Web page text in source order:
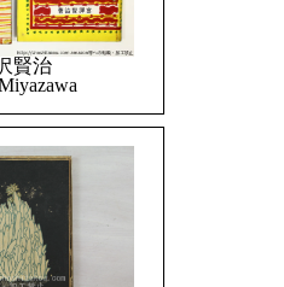
賢治